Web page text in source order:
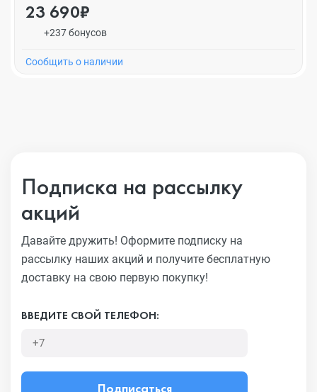
23 690₽
+237 бонусов
Cообщить о наличии
Подписка на рассылку
акций
Давайте дружить! Оформите подписку на
рассылку наших акций и получите бесплатную
доставку на свою первую покупку!
ВВЕДИТЕ СВОЙ ТЕЛЕФОН:
Подписаться